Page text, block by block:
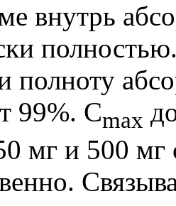
внутрь
полноту
99%. Cmax
мг и 500 мг